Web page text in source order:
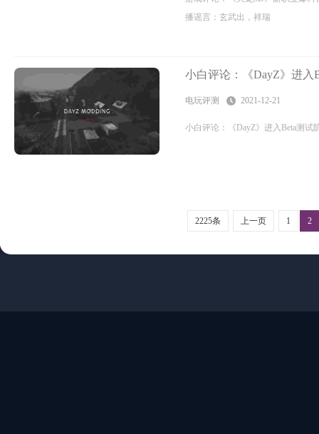
播谣言：玄武出，祥瑞
小白评论：《DayZ》进入
电玩评测 2021-12-21
小白评论：《DayZ》进入Beta测试
2225条 上一页 1 2